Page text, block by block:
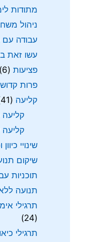
מתודות
ניהול
עבודה עם
עשו זאת
פציעות (6)
פרות
קליעה (41)
קליעה
שינויי
שיקום
תוכניות
תנועה
תרגילי
(24)
תרגילי